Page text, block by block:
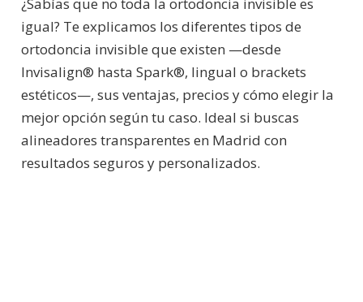
¿Sabías que no toda la ortodoncia invisible es
igual? Te explicamos los diferentes tipos de
ortodoncia invisible que existen —desde
Invisalign® hasta Spark®, lingual o brackets
estéticos—, sus ventajas, precios y cómo elegir la
mejor opción según tu caso. Ideal si buscas
alineadores transparentes en Madrid con
resultados seguros y personalizados.